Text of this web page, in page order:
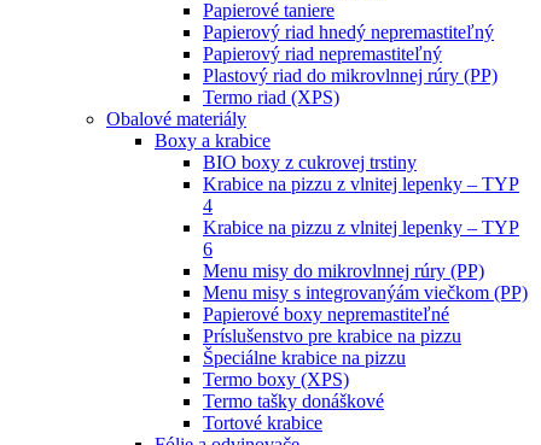
Papierové taniere
Papierový riad hnedý nepremastiteľný
Papierový riad nepremastiteľný
Plastový riad do mikrovlnnej rúry (PP)
Termo riad (XPS)
Obalové materiály
Boxy a krabice
BIO boxy z cukrovej trstiny
Krabice na pizzu z vlnitej lepenky – TYP
4
Krabice na pizzu z vlnitej lepenky – TYP
6
Menu misy do mikrovlnnej rúry (PP)
Menu misy s integrovanýám viečkom (PP)
Papierové boxy nepremastiteľné
Príslušenstvo pre krabice na pizzu
Špeciálne krabice na pizzu
Termo boxy (XPS)
Termo tašky donáškové
Tortové krabice